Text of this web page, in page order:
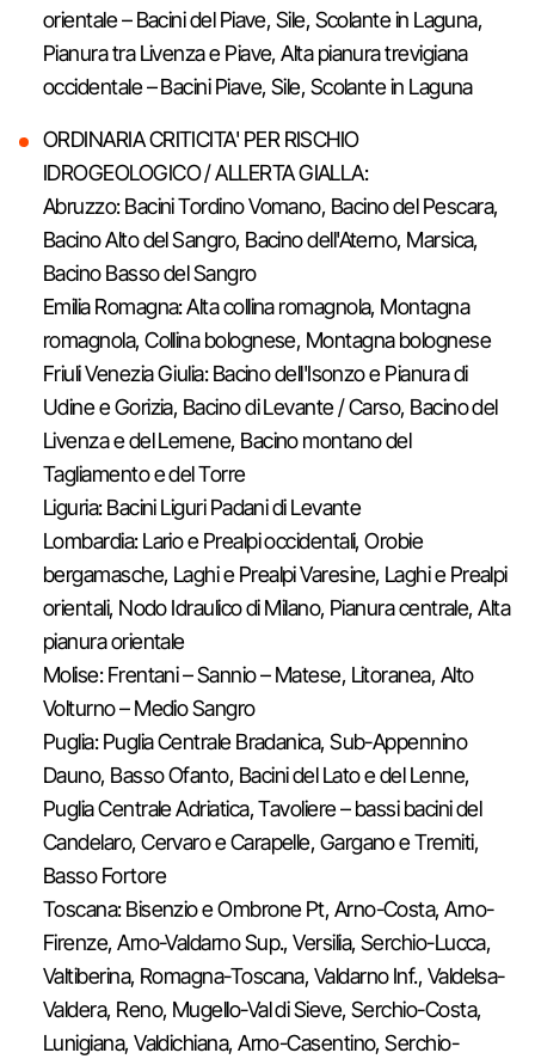
orientale – Bacini del Piave, Sile, Scolante in Laguna,
Pianura tra Livenza e Piave, Alta pianura trevigiana
occidentale – Bacini Piave, Sile, Scolante in Laguna
ORDINARIA CRITICITA' PER RISCHIO
IDROGEOLOGICO / ALLERTA GIALLA:
Abruzzo: Bacini Tordino Vomano, Bacino del Pescara,
Bacino Alto del Sangro, Bacino dell'Aterno, Marsica,
Bacino Basso del Sangro
Emilia Romagna: Alta collina romagnola, Montagna
romagnola, Collina bolognese, Montagna bolognese
Friuli Venezia Giulia: Bacino dell'Isonzo e Pianura di
Udine e Gorizia, Bacino di Levante / Carso, Bacino del
Livenza e del Lemene, Bacino montano del
Tagliamento e del Torre
Liguria: Bacini Liguri Padani di Levante
Lombardia: Lario e Prealpi occidentali, Orobie
bergamasche, Laghi e Prealpi Varesine, Laghi e Prealpi
orientali, Nodo Idraulico di Milano, Pianura centrale, Alta
pianura orientale
Molise: Frentani – Sannio – Matese, Litoranea, Alto
Volturno – Medio Sangro
Puglia: Puglia Centrale Bradanica, Sub-Appennino
Dauno, Basso Ofanto, Bacini del Lato e del Lenne,
Puglia Centrale Adriatica, Tavoliere – bassi bacini del
Candelaro, Cervaro e Carapelle, Gargano e Tremiti,
Basso Fortore
Toscana: Bisenzio e Ombrone Pt, Arno-Costa, Arno-
Firenze, Arno-Valdarno Sup., Versilia, Serchio-Lucca,
Valtiberina, Romagna-Toscana, Valdarno Inf., Valdelsa-
Valdera, Reno, Mugello-Val di Sieve, Serchio-Costa,
Lunigiana, Valdichiana, Arno-Casentino, Serchio-